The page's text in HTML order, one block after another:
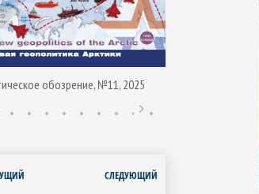
обозрение, №11, 2025
СЛЕДУЮЩИЙ